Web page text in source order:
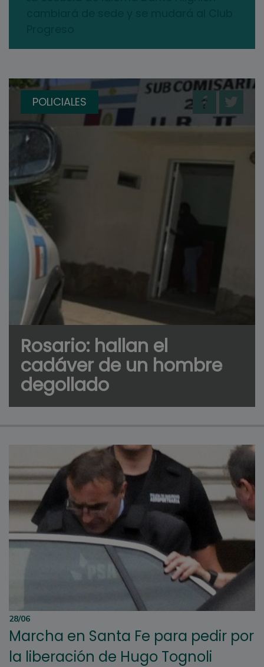
POLICIALES
Rosario: hallan el
cadáver de un hombre
degollado
28/06
Marcha en Santa Fe para pedir por
la liberación de Hugo Tognoli